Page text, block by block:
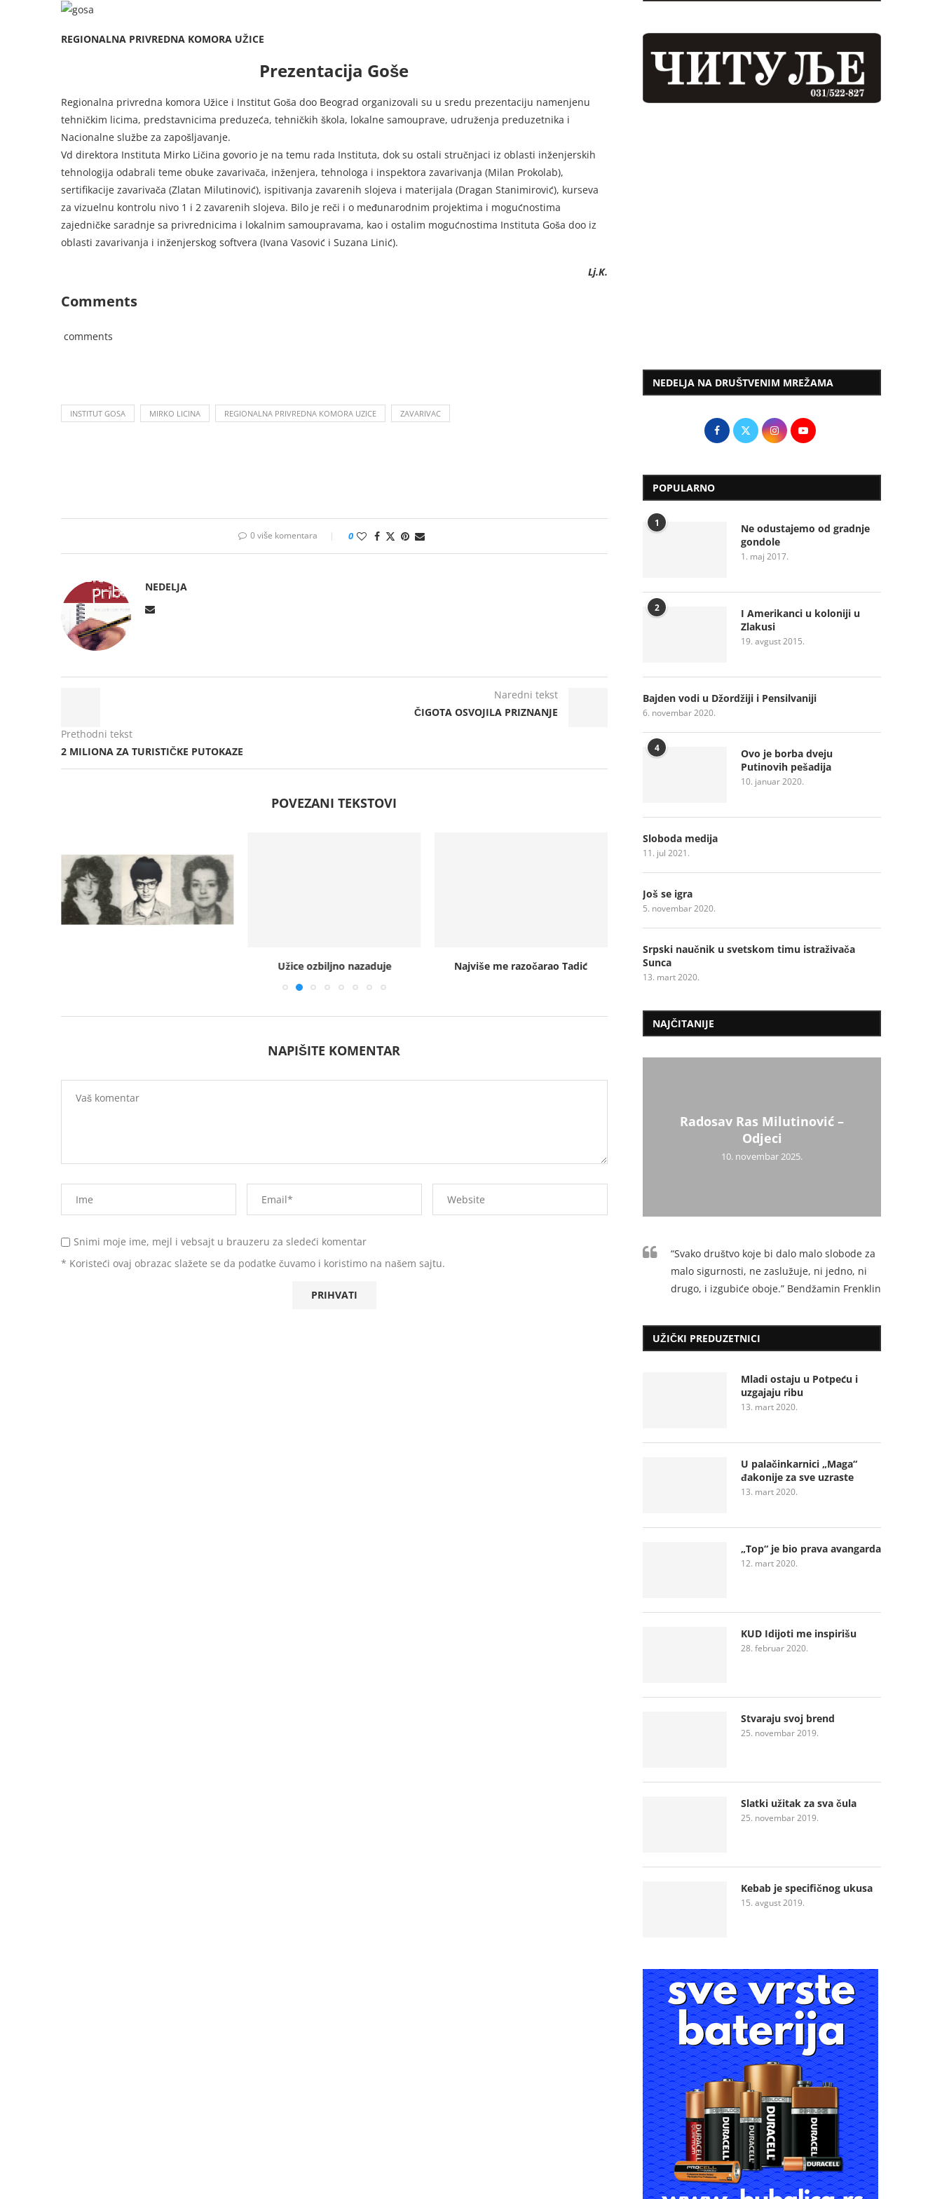
REGIONALNA PRIVREDNA KOMORA UŽICE
Prezentacija Goše
Regionalna privredna komora Užice i Institut Goša doo Beograd organizovali su u sredu prezentaciju namenjenu
tehničkim licima, predstavnicima preduzeća, tehničkih škola, lokalne samouprave, udruženja preduzetnika i
Nacionalne službe za zapošljavanje.
Vd direktora Instituta Mirko Ličina govorio je na temu rada Instituta, dok su ostali stručnjaci iz oblasti inženjerskih
tehnologija odabrali teme obuke zavarivača, inženjera, tehnologa i inspektora zavarivanja (Milan Prokolab),
sertifikacije zavarivača (Zlatan Milutinović), ispitivanja zavarenih slojeva i materijala (Dragan Stanimirović), kurseva
za vizuelnu kontrolu nivo 1 i 2 zavarenih slojeva. Bilo je reči i o međunarodnim projektima i mogućnostima
zajedničke saradnje sa privrednicima i lokalnim samoupravama, kao i ostalim mogućnostima Instituta Goša doo iz
oblasti zavarivanja i inženjerskog softvera (Ivana Vasović i Suzana Linić).
Lj.K.
Comments
comments
INSTITUT GOSA MIRKO LICINA REGIONALNA PRIVREDNA KOMORA UZICE ZAVARIVAC
0 više komentara 0
NEDELJA
Prethodni tekst
2 MILIONA ZA TURISTIČKE PUTOKAZE
Naredni tekst
ČIGOTA OSVOJILA PRIZNANJE
POVEZANI TEKSTOVI
Užice ozbiljno nazaduje Najviše me razočarao Tadić Bluz sa vranama
NAPIŠITE KOMENTAR
Snimi moje ime, mejl i vebsajt u brauzeru za sledeći komentar
* Koristeći ovaj obrazac slažete se da podatke čuvamo i koristimo na našem sajtu.
NEDELJA NA DRUŠTVENIM MREŽAMA
POPULARNO
1
Ne odustajemo od gradnje
gondole
1. maj 2017.
2
I Amerikanci u koloniji u
Zlakusi
19. avgust 2015.
Bajden vodi u Džordžiji i Pensilvaniji
6. novembar 2020.
4
Ovo je borba dveju
Putinovih pešadija
10. januar 2020.
Sloboda medija
11. jul 2021.
Još se igra
5. novembar 2020.
Srpski naučnik u svetskom timu istraživača
Sunca
13. mart 2020.
NAJČITANIJE
Radosav Ras Milutinović –
Odjeci
10. novembar 2025.
“Svako društvo koje bi dalo malo slobode za
malo sigurnosti, ne zaslužuje, ni jedno, ni
drugo, i izgubiće oboje.” Bendžamin Frenklin
UŽIČKI PREDUZETNICI
Mladi ostaju u Potpeću i
uzgajaju ribu
13. mart 2020.
U palačinkarnici „Maga“
đakonije za sve uzraste
13. mart 2020.
„Top“ je bio prava avangarda
12. mart 2020.
KUD Idijoti me inspirišu
28. februar 2020.
Stvaraju svoj brend
25. novembar 2019.
Slatki užitak za sva čula
25. novembar 2019.
Kebab je specifičnog ukusa
15. avgust 2019.